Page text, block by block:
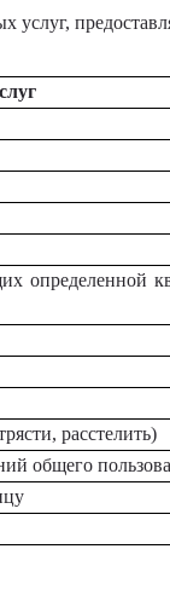
услуг,
определенной
расстелить)
общего